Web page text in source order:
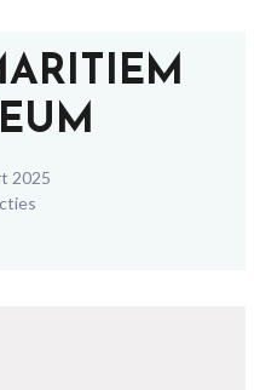
2025